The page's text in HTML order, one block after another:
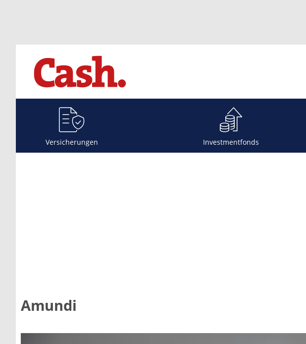
Versicherungen Investmentfonds
Amundi